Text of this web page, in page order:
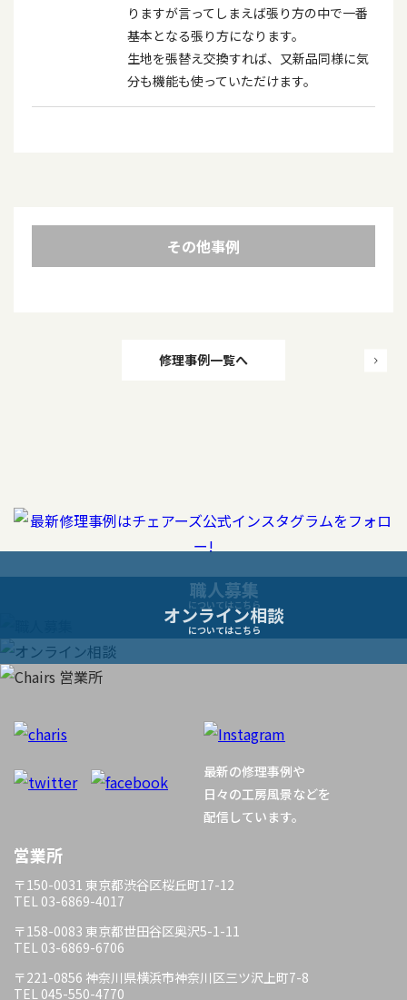
りますが言ってしまえば張り方の中で一番
基本となる張り方になります。
生地を張替え交換すれば、又新品同様に気
分も機能も使っていただけます。
その他事例
ゲ
ー
シ
ョ
ン
修理事例一覧へ
職人募集
についてはこちら
オンライン相談
についてはこちら
最新の修理事例や
日々の工房風景などを
配信しています。
営業所
〒150-0031 東京都渋谷区桜丘町17-12
TEL 03-6869-4017
〒158-0083 東京都世田谷区奥沢5-1-11
TEL 03-6869-6706
〒221-0856 神奈川県横浜市神奈川区三ツ沢上町7-8
TEL 045-550-4770